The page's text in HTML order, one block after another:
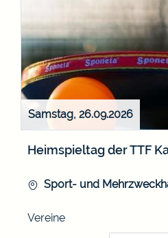
Samstag, 26.09.2026
Heimspieltag der TTF
Sport- und
Vereine